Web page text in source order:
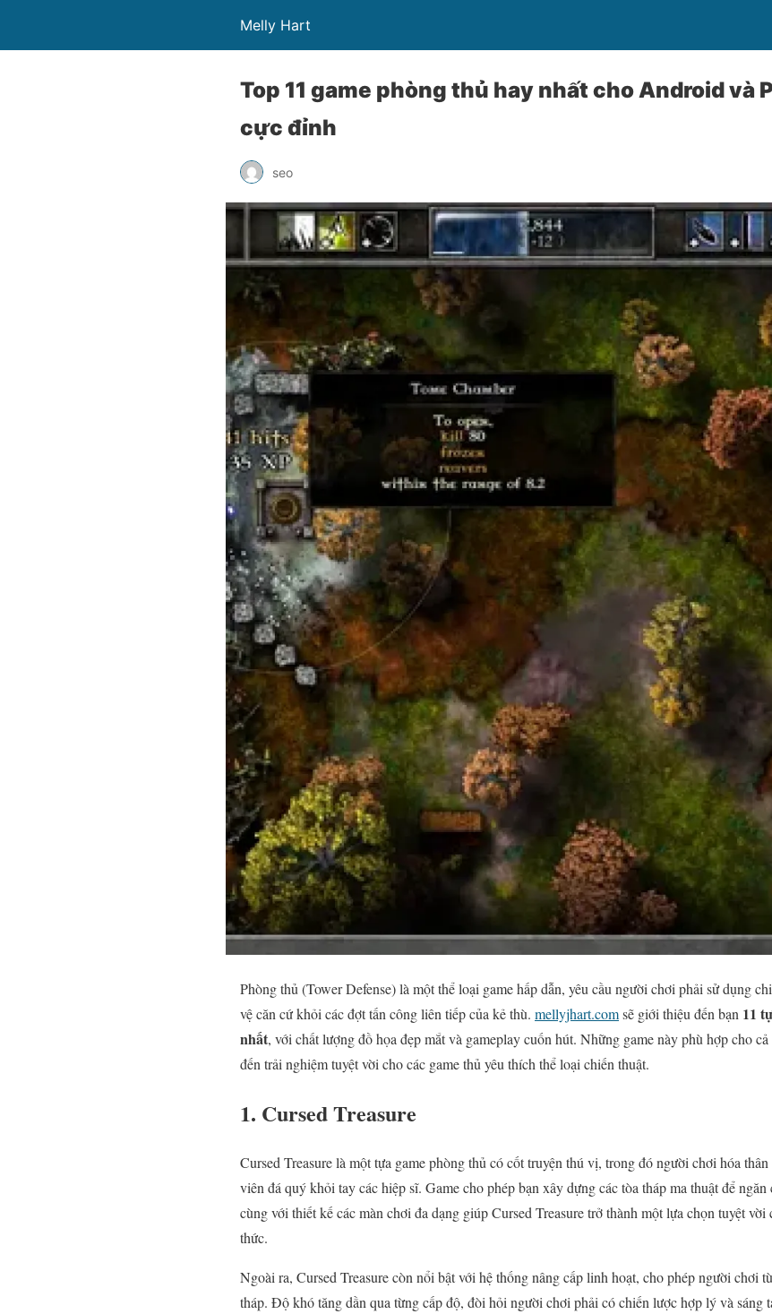
Melly Hart
Top 11 game phòng thủ hay nhất cho Android và
cực đỉnh
seo
Phòng thủ (Tower Defense) là một thể loại game hấp dẫn, yêu cầu người chơi phải sử dụng
vệ căn cứ khỏi các đợt tấn công liên tiếp của kẻ thù. mellyjhart.comsẽ giới thiệu đến bạn 11
nhất, với chất lượng đồ họa đẹp mắt và gameplay cuốn hút. Những game này phù hợp cho
đến trải nghiệm tuyệt vời cho các game thủ yêu thích thể loại chiến thuật.
1. Cursed Treasure
Cursed Treasure là một tựa game phòng thủ có cốt truyện thú vị, trong đó người chơi hóa
viên đá quý khỏi tay các hiệp sĩ. Game cho phép bạn xây dựng các tòa tháp ma thuật để ngăn
cùng với thiết kế các màn chơi đa dạng giúp Cursed Treasure trở thành một lựa chọn tuyệt
thức.
Ngoài ra, Cursed Treasure còn nổi bật với hệ thống nâng cấp linh hoạt, cho phép người chơi
tháp. Độ khó tăng dần qua từng cấp độ, đòi hỏi người chơi phải có chiến lược hợp lý và sáng